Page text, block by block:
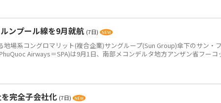
ンプール線を9月就航 (7日)
場系コングロマリット(複合企業)サングループ(Sun Group)傘下のサン・
Airways＝SPA)は9月1日、南部メコンデルタ地方アンザン省フーコ
完全子会社化 (7日)